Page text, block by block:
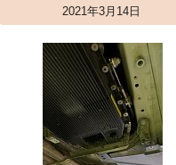
2021年3月14日